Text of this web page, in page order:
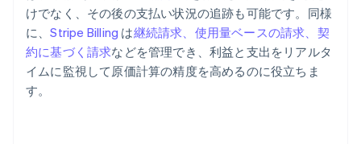
けでなく、その後の支払い状況の追跡も可能です。同様
に、Stripe Billing は継続請求、使用量ベースの請求、契
約に基づく請求などを管理でき、利益と支出をリアルタ
イムに監視して原価計算の精度を高めるのに役立ちま
す。